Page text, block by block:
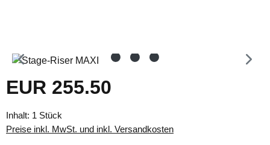
Bildergalerie überspringen
Regulärer Preis:
EUR 255.50
Inhalt: 1 Stück
Preise inkl. MwSt. und inkl. Versandkosten